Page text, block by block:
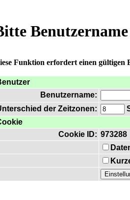
Funktion erfordert einen gültigen
Benutzername:
der Zeitzonen:
Cookie ID: 973288